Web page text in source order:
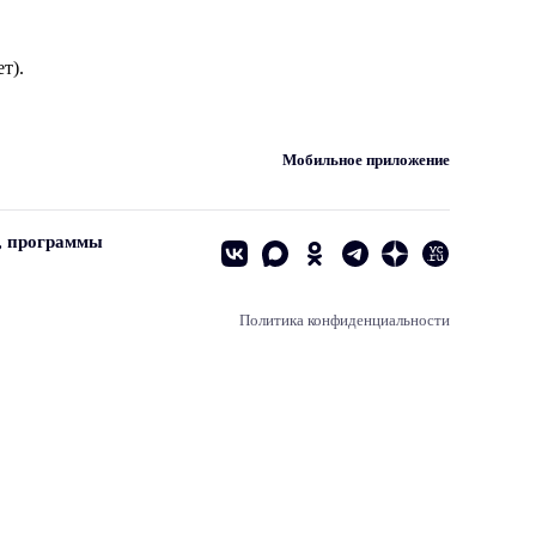
Мобильное приложение
программы
Политика конфиденциальности